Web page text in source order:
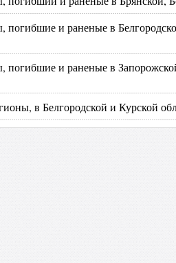
и раненые в
и раненые в
в Белгородской и Курской